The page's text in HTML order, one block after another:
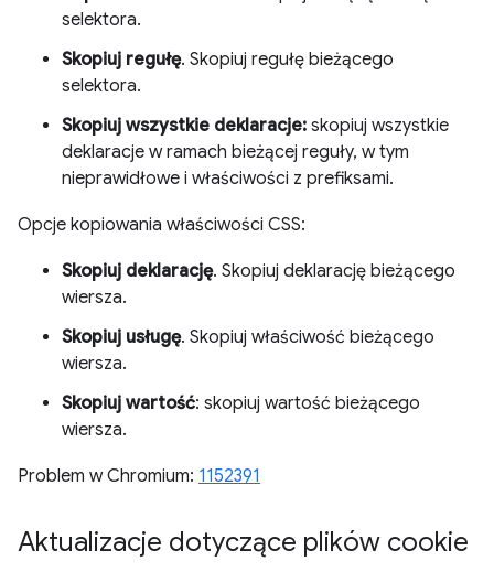
selektora.
Skopiuj regułę. Skopiuj regułę bieżącego
selektora.
Skopiuj wszystkie deklaracje: skopiuj wszystkie
deklaracje w ramach bieżącej reguły, w tym
nieprawidłowe i właściwości z prefiksami.
Opcje kopiowania właściwości CSS:
Skopiuj deklarację. Skopiuj deklarację bieżącego
wiersza.
Skopiuj usługę. Skopiuj właściwość bieżącego
wiersza.
Skopiuj wartość: skopiuj wartość bieżącego
wiersza.
Problem w Chromium: 1152391
Aktualizacje dotyczące plików cookie